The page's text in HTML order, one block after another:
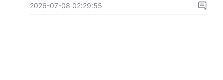
2026-07-08 02:29:55